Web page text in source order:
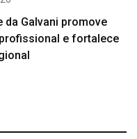
da Galvani promove
e fortalece